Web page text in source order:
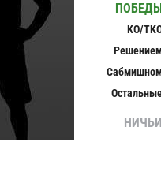
KO/
НИЧЬИ